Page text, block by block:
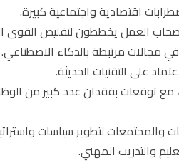
اقتصادية واجتماعية كبيرة.
الاقتصادي العالمي إلى أن 41% من أصحاب العمل يخططون
مواهب جديدة في مجالات مرتبطة بالذكاء
على التقنيات الحديثة.
مع توقعات بفقدان عدد كبير من
والمجتمعات لتطوير سياسات
والتدريب المهني.